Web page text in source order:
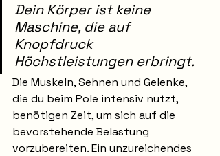
Dein Körper ist keine
Maschine, die auf
Knopfdruck
Höchstleistungen erbringt.
Die Muskeln, Sehnen und Gelenke,
die du beim Pole intensiv nutzt,
benötigen Zeit, um sich auf die
bevorstehende Belastung
vorzubereiten. Ein unzureichendes